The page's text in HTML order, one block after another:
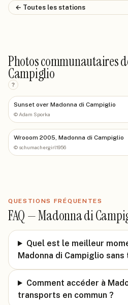
← Toutes les stations
Photos communautaires
Campiglio
?
Sunset over Madonna di Campiglio
© Adam Sporka
Wrooom 2005, Madonna di Campiglio
© schumachergirl1956
QUESTIONS FRÉQUENTES
FAQ —Madonna di
Quel est le meilleur
Madonna di Campiglio
Comment accéder à
transports en commun ?